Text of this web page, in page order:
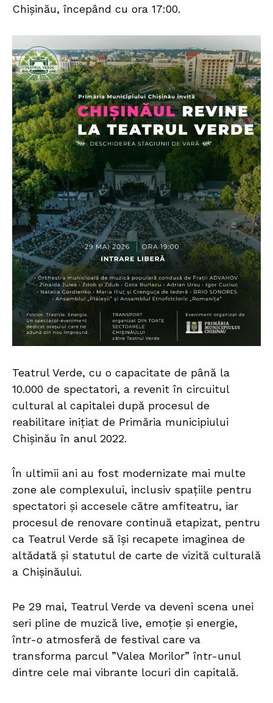
Chișinău, începând cu ora 17:00.
Teatrul Verde, cu o capacitate de până la
10.000 de spectatori, a revenit în circuitul
cultural al capitalei după procesul de
reabilitare inițiat de Primăria municipiului
Chișinău în anul 2022.
În ultimii ani au fost modernizate mai multe
zone ale complexului, inclusiv spațiile pentru
spectatori și accesele către amfiteatru, iar
procesul de renovare continuă etapizat, pentru
ca Teatrul Verde să își recapete imaginea de
altădată și statutul de carte de vizită culturală
a Chișinăului.
Pe 29 mai, Teatrul Verde va deveni scena unei
seri pline de muzică live, emoție și energie,
într-o atmosferă de festival care va
transforma parcul ”Valea Morilor” într-unul
dintre cele mai vibrante locuri din capitală.